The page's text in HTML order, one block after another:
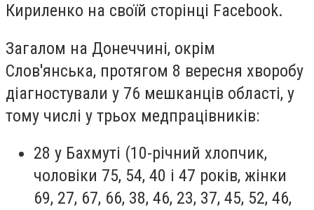
Кириленко на своїй сторінці Facebook.
Загалом на Донеччині, окрім
Слов'янська, протягом 8 вересня хворобу
діагностували у 76 мешканців області, у
тому числі у трьох медпрацівників:
28 у Бахмуті (10-річний хлопчик,
чоловіки 75, 54, 40 і 47 років, жінки
69, 27, 67, 66, 38, 46, 23, 37, 45, 52, 46,